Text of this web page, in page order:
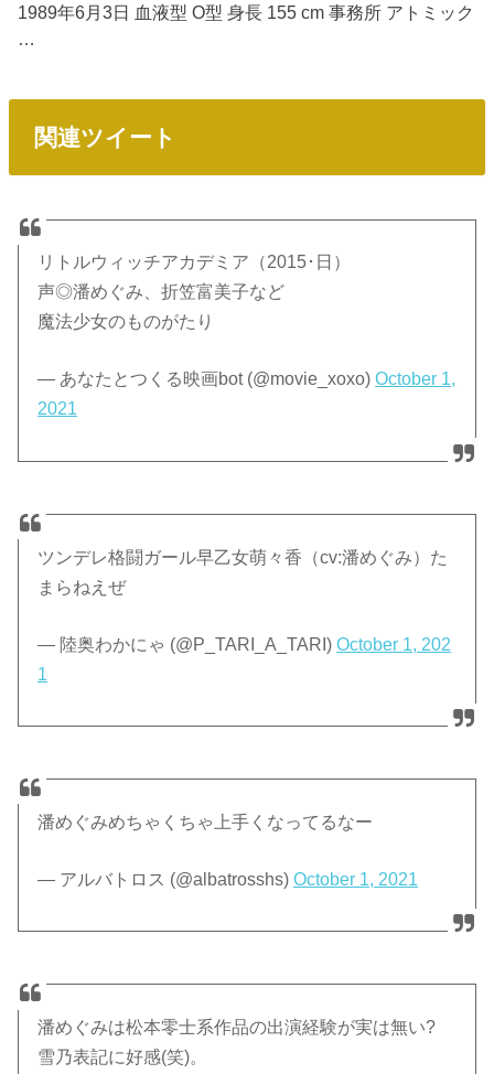
1989年6月3日 血液型 O型 身長 155 cm 事務所 アトミック
…
関連ツイート
リトルウィッチアカデミア（2015･日）
声◎潘めぐみ、折笠富美子など
魔法少女のものがたり
— あなたとつくる映画bot (@movie_xoxo)October 1,
2021
ツンデレ格闘ガール早乙女萌々香（cv:潘めぐみ）た
まらねえぜ
— 陸奥わかにゃ (@P_TARI_A_TARI)October 1, 202
1
潘めぐみめちゃくちゃ上手くなってるなー
— アルバトロス (@albatrosshs)October 1, 2021
潘めぐみは松本零士系作品の出演経験が実は無い?
雪乃表記に好感(笑)。